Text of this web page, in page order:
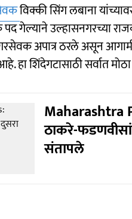
विक्की सिंग लबाना
गेल्याने उल्हासनगरच्या
अपात्र ठरले असून
हा शिंदेगटासाठी सर्वात
Maharashtra
ठाकरे-
संतापले